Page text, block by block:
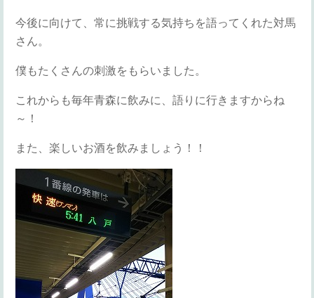
今後に向けて、常に挑戦する気持ちを語ってくれた対馬
さん。
僕もたくさんの刺激をもらいました。
これからも毎年青森に飲みに、語りに行きますからね
～！
また、楽しいお酒を飲みましょう！！